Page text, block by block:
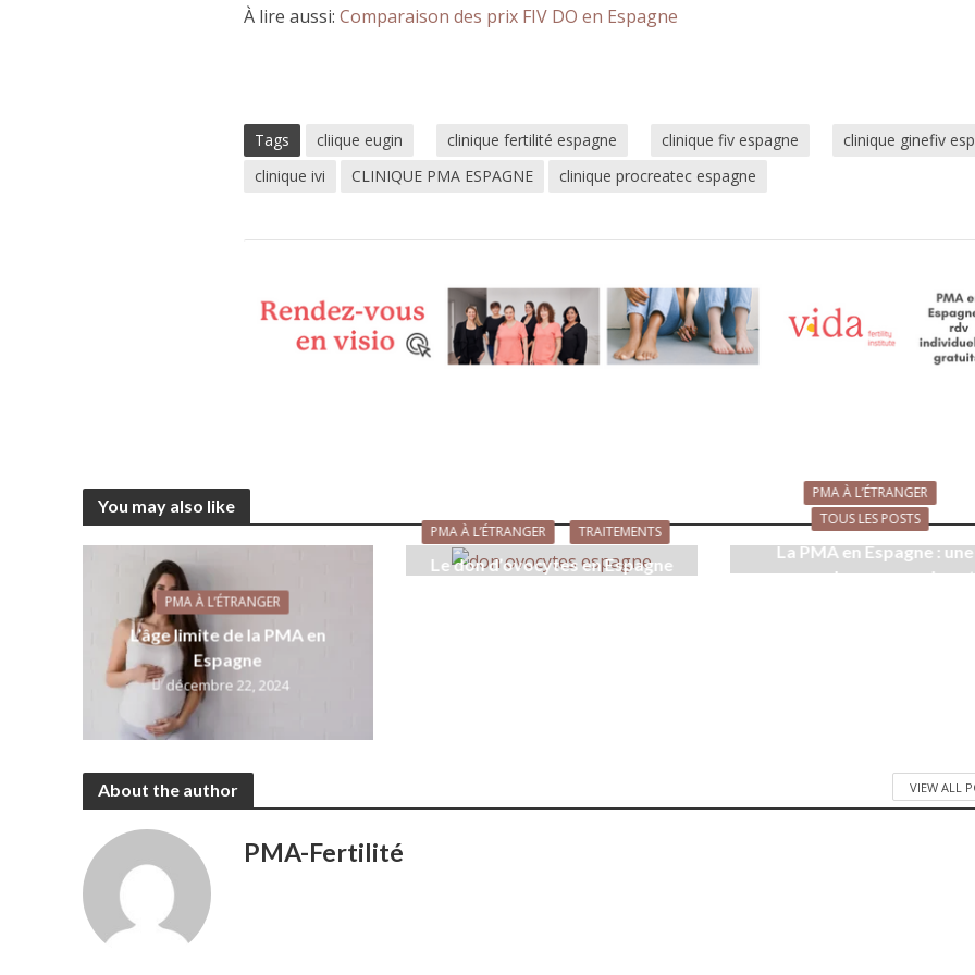
À lire aussi:Comparaison des prix FIV DO en Espagne
Tags cliique eugin clinique fertilité espagne clinique fiv espagne
clinique ginefiv
clinique ivi
CLINIQUE PMA ESPAGNE clinique procreatec espagne
You may also like
PMA À L’ÉTRANGER
L’âge limite de la PMA en
Espagne
décembre 22, 2024
PMA À L’ÉTRANGER TRAITEMENTS
Le don d’ovocytes en Espagne
PMA À L’ÉTRANGER
TOUS LES POSTS
La PMA en Espagne : une
approche progressive et
About the author VIEW ALL
PMA-Fertilité